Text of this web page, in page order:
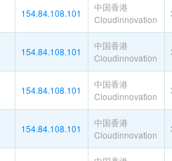
154.84.108.101
中国香港
Cloudinnovation
154.84.108.101
中国香港
Cloudinnovation
154.84.108.101
中国香港
Cloudinnovation
154.84.108.101
中国香港
Cloudinnovation